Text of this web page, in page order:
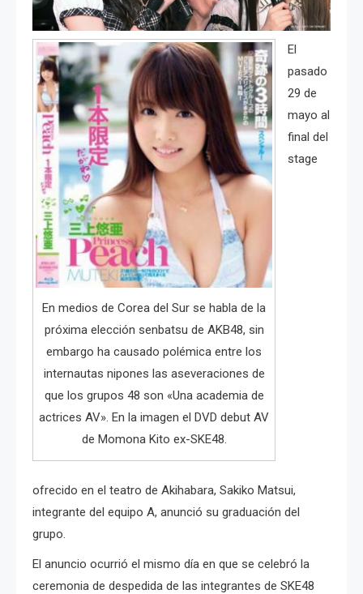
En medios de Corea del Sur se habla de la
próxima elección senbatsu de AKB48, sin
embargo ha causado polémica entre los
internautas nipones las aseveraciones de
que los grupos 48 son «Una academia de
actrices AV». En la imagen el DVD debut AV
de Momona Kito ex-SKE48.
El
pasado
29 de
mayo al
final del
stage
ofrecido en el teatro de Akihabara, Sakiko Matsui,
integrante del equipo A, anunció su graduación del
grupo.
El anuncio ocurrió el mismo día en que se celebró la
ceremonia de despedida de las integrantes de SKE48